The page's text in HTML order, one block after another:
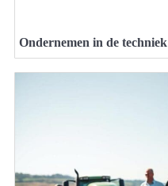
Ondernemen in de techniek